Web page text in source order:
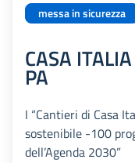
messa in sicurezza
CASA
PA
I “Cantieri di Casa
sostenibile -100
dell’Agenda 2030”